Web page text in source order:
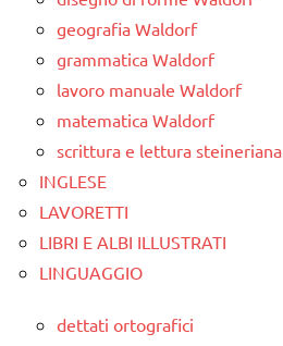
geografia Waldorf
grammatica Waldorf
lavoro manuale Waldorf
matematica Waldorf
scrittura e lettura steineriana
INGLESE
LAVORETTI
LIBRI E ALBI ILLUSTRATI
LINGUAGGIO
dettati ortografici